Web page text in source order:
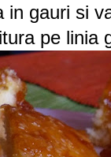
in gauri si
pe linia